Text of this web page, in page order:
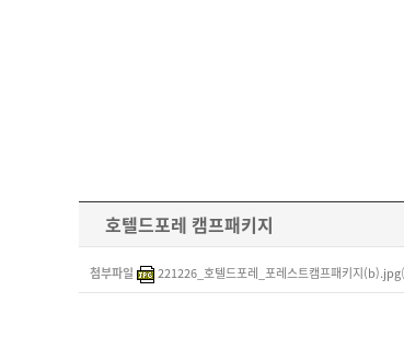
호텔드포레 캠프패키지
첨부파일 221226_호텔드포레_포레스트캠프패키지(b).jpg